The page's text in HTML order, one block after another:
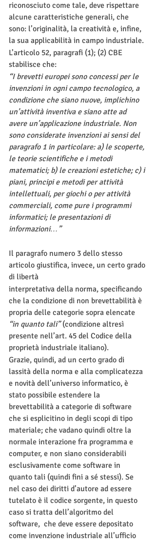
riconosciuto come tale, deve rispettare
alcune caratteristiche generali, che
sono: l’originalità, la creatività e, infine,
la sua applicabilità in campo industriale.
L’articolo 52, paragrafi (1); (2) CBE
stabilisce che:
“I brevetti europei sono concessi per le
invenzioni in ogni campo tecnologico, a
condizione che siano nuove, implichino
un’attività inventiva e siano atte ad
avere un’applicazione industriale. Non
sono considerate invenzioni ai sensi del
paragrafo 1 in particolare: a) le scoperte,
le teorie scientifiche e i metodi
matematici; b) le creazioni estetiche; c) i
piani, principi e metodi per attività
intellettuali, per giochi o per attività
commerciali, come pure i programmi
informatici; le presentazioni di
informazioni…”
Il paragrafo numero 3 dello stesso
articolo giustifica, invece, un certo grado
di libertà
interpretativa della norma, specificando
che la condizione di non brevettabilità è
propria delle categorie sopra elencate
“in quanto tali” (condizione altresì
presente nell’art. 45 del Codice della
proprietà industriale italiano).
Grazie, quindi, ad un certo grado di
lassità della norma e alla complicatezza
e novità dell’universo informatico, è
stato possibile estendere la
brevettabilità a categorie di software
che si esplicitino in degli scopi di tipo
materiale; che vadano quindi oltre la
normale interazione fra programma e
computer, e non siano considerabili
esclusivamente come software in
quanto tali (quindi fini a sé stessi). Se
nel caso dei diritti d’autore ad essere
tutelato è il codice sorgente, in questo
caso si tratta dell’algoritmo del
software,  che deve essere depositato
come invenzione industriale all’ufficio